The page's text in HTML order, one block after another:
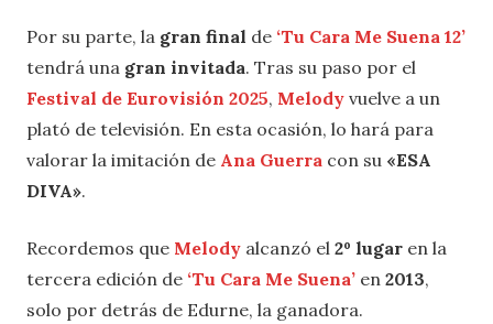
Por su parte, la gran final de ‘Tu Cara Me Suena 12’
tendrá una gran invitada. Tras su paso por el
Festival de Eurovisión 2025, Melody vuelve a un
plató de televisión. En esta ocasión, lo hará para
valorar la imitación de Ana Guerra con su «ESA
DIVA».
Recordemos que Melody alcanzó el 2º lugar en la
tercera edición de ‘Tu Cara Me Suena’ en 2013,
solo por detrás de Edurne, la ganadora.